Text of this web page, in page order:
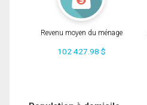
Revenu moyen du ménage
102 427.98 $